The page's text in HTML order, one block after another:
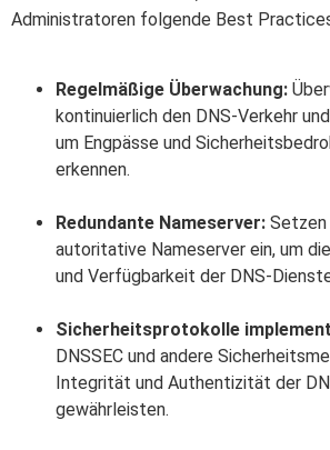
Administratoren folgende Best
Regelmäßige Überwachung:
kontinuierlich den DNS-Verkehr
um Engpässe und
erkennen.
Redundante Nameserver: Setzen
autoritative Nameserver ein, um
und Verfügbarkeit der DNS-
Sicherheitsprotokolle
DNSSEC und andere
Integrität und Authentizität der
gewährleisten.